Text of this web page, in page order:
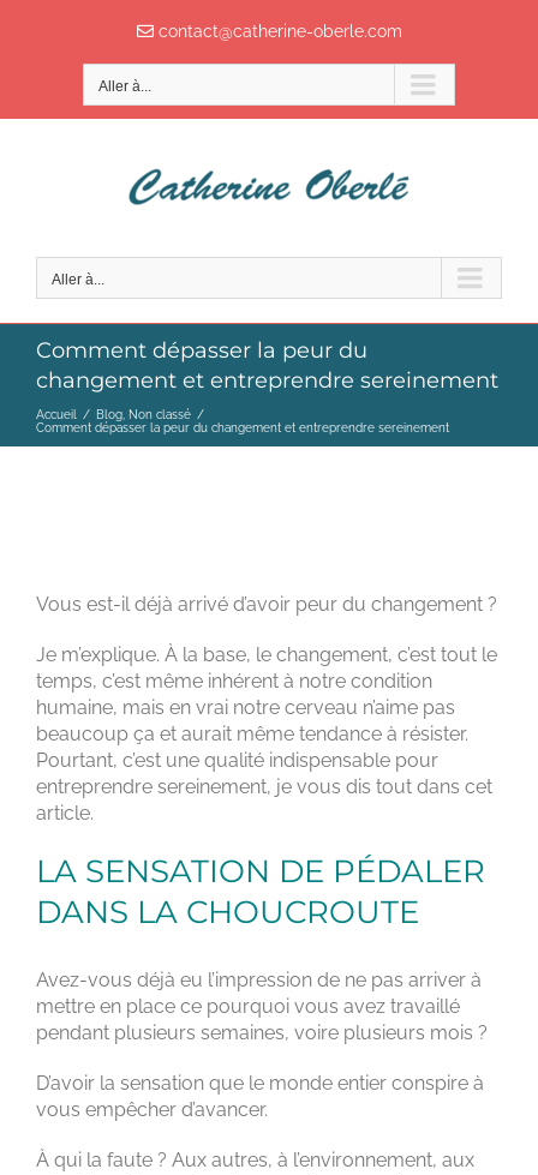
contact@catherine-oberle.com
Aller à...
Aller à...
Comment dépasser la peur du
changement et entreprendre sereinement
Accueil / Blog Non classé /
Comment dépasser la peur du changement et entreprendre sereinement
Vous est-il déjà arrivé d’avoir peur du changement ?
Je m’explique. À la base, le changement, c’est tout le
temps, c’est même inhérent à notre condition
humaine, mais en vrai notre cerveau n’aime pas
beaucoup ça et aurait même tendance à résister.
Pourtant, c’est une qualité indispensable pour
entreprendre sereinement, je vous dis tout dans cet
article.
LA SENSATION DE PÉDALER
DANS LA CHOUCROUTE
Avez-vous déjà eu l’impression de ne pas arriver à
mettre en place ce pourquoi vous avez travaillé
pendant plusieurs semaines, voire plusieurs mois ?
D’avoir la sensation que le monde entier conspire à
vous empêcher d’avancer.
À qui la faute ? Aux autres, à l’environnement, aux